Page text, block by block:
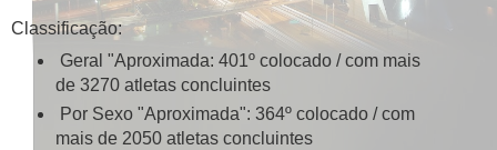
Classificação:
Geral "Aproximada: 401º colocado / com mais
de 3270 atletas concluintes
Por Sexo "Aproximada": 364º colocado / com
mais de 2050 atletas concluintes